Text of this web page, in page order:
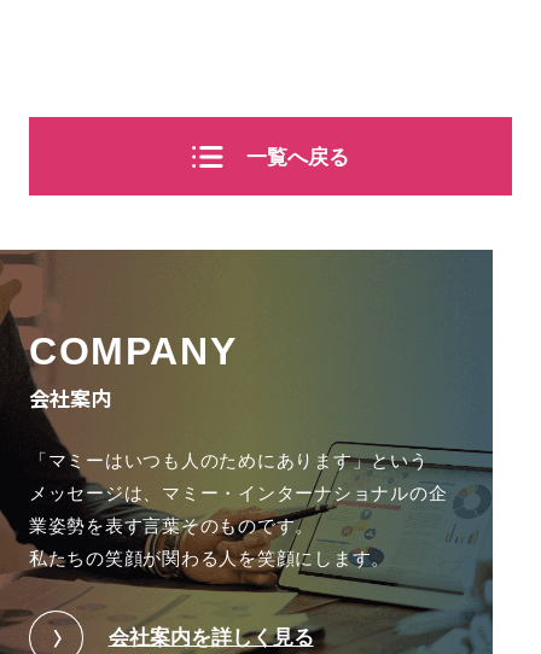
一覧へ戻る
COMPANY
会社案内
「マミーはいつも人のためにあります」という
メッセージは、 マミー・インターナショナルの企
業姿勢を表す言葉そのものです。
私たちの笑顔が関わる人を笑顔にします。
会社案内を詳しく見る